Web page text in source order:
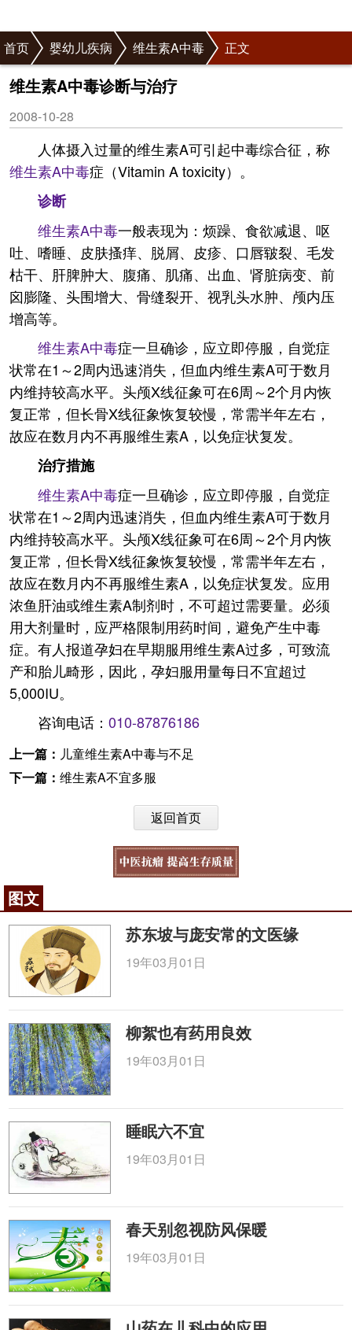
首页 婴幼儿疾病 维生素A中毒 正文
维生素A中毒诊断与治疗
2008-10-28
人体摄入过量的维生素A可引起中毒综合征，称
维生素A中毒症（Vitamin A toxicity）。
诊断
维生素A中毒一般表现为：烦躁、食欲减退、呕
吐、嗜睡、皮肤搔痒、脱屑、皮疹、口唇皲裂、毛发
枯干、肝脾肿大、腹痛、肌痛、出血、肾脏病变、前
囟膨隆、头围增大、骨缝裂开、视乳头水肿、颅内压
增高等。
维生素A中毒症一旦确诊，应立即停服，自觉症
状常在1～2周内迅速消失，但血内维生素A可于数月
内维持较高水平。头颅X线征象可在6周～2个月内恢
复正常，但长骨X线征象恢复较慢，常需半年左右，
故应在数月内不再服维生素A，以免症状复发。
治疗措施
维生素A中毒症一旦确诊，应立即停服，自觉症
状常在1～2周内迅速消失，但血内维生素A可于数月
内维持较高水平。头颅X线征象可在6周～2个月内恢
复正常，但长骨X线征象恢复较慢，常需半年左右，
故应在数月内不再服维生素A，以免症状复发。应用
浓鱼肝油或维生素A制剂时，不可超过需要量。必须
用大剂量时，应严格限制用药时间，避免产生中毒
症。有人报道孕妇在早期服用维生素A过多，可致流
产和胎儿畸形，因此，孕妇服用量每日不宜超过
5,000IU。
咨询电话： 010-87876186
上一篇： 儿童维生素A中毒与不足
下一篇： 维生素A不宜多服
返回首页
图文
苏东坡与庞安常的文医缘
19年03月01日
柳絮也有药用良效
19年03月01日
睡眠六不宜
19年03月01日
春天别忽视防风保暖
19年03月01日